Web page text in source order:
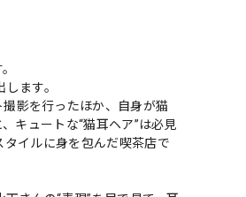
ます。
影を行ったほか、自身が猫
キュートな“猫耳ヘア”は必見
イルに身を包んだ喫茶店で